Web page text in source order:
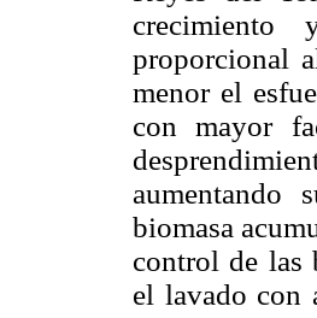
crecimiento
proporcional
menor el
con mayor
aumentando
biomasa
control de las
el lavado con